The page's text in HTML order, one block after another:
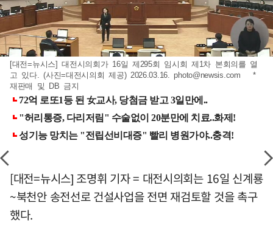
[대전=뉴시스] 대전시의회가 16일 제295회 임시회 제1차 본회의를 열
고 있다. (사진=대전시의회 제공) 2026.03.16.photo@newsis.com *
재판매 및 DB 금지
[대전=뉴시스] 조명휘 기자 = 대전시의회는 16일 신계룡
~북천안 송전선로 건설사업을 전면 재검토할 것을 촉구
했다.